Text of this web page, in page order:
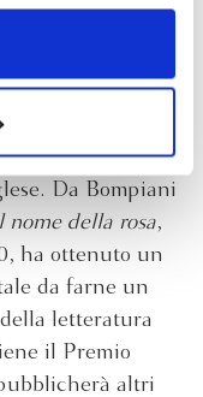
la
tutti” presti
revocare in
,Piervittorio
il suo primo
tratta di
di Joyce
Da Bompiani
nome della rosa,
ha ottenuto un
da farne un
letteratura
il Premio
altri